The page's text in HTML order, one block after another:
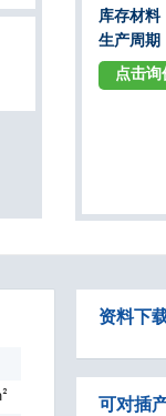
库存材料
生产周期
点击询
资料下
可对插